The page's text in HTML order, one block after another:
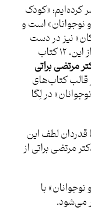
کرده‌ایم؛ «کودک
نوجوانان» است و
نیز در دست
انتشار است. جانا مور لون و گروه‌شان پیش از این، ۱۲ کتاب
مرتضی براتی
قالب کتاب‌های
در لِگا
قدردان لطف این
مرتضی براتی از
با
می‌شود.